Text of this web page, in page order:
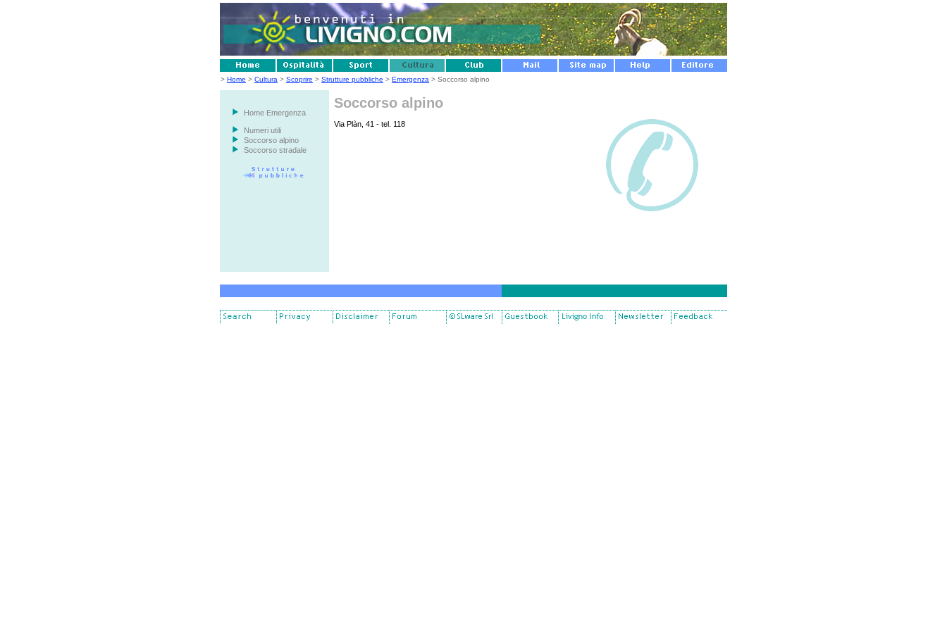
> Home > Cultura > Scoprire > Strutture pubbliche > Emergenza > Soccorso alpino
Home Emergenza
Numeri utili
Soccorso alpino
Soccorso stradale
Soccorso alpino
Via Plàn, 41 - tel. 118